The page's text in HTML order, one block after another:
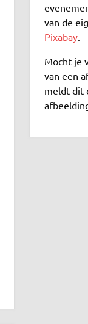
van de
Pixabay
Mocht je
van een
meldt dit